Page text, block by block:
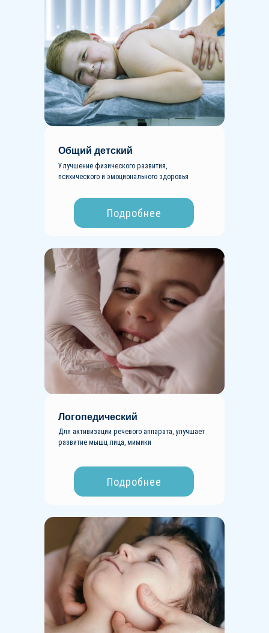
Общий детский
Улучшение физического развития,
психического и эмоционального здоровья
Логопедический
Для активизации речевого аппарата, улучшает
развитие мышц лица, мимики
Подробнее
Подробнее